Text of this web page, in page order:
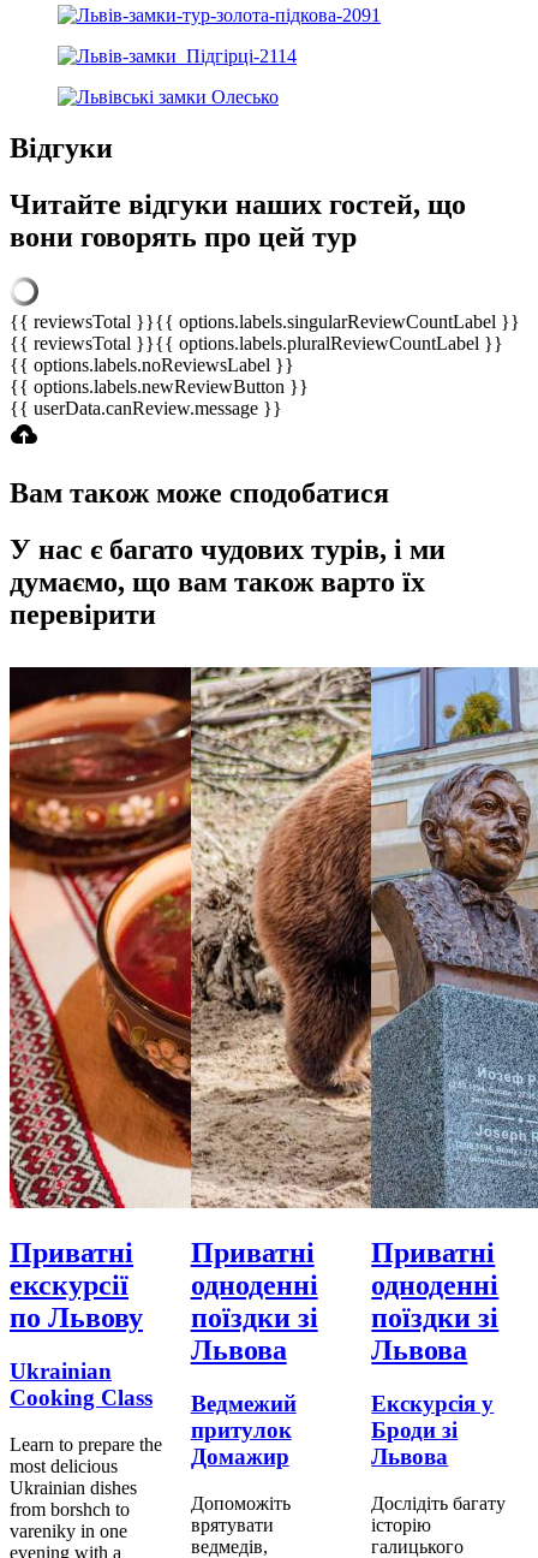
Відгуки
Читайте відгуки наших гостей, що
вони говорять про цей тур
{{ reviewsTotal }}{{ options.labels.singularReviewCountLabel }}
{{ reviewsTotal }}{{ options.labels.pluralReviewCountLabel }}
{{ options.labels.noReviewsLabel }}
{{ options.labels.newReviewButton }}
{{ userData.canReview.message }}
Вам також може сподобатися
У нас є багато чудових турів, і ми
думаємо, що вам також варто їх
перевірити
Приватні
екскурсії
по Львову
Ukrainian
Cooking Class
Learn to prepare the
most delicious
Ukrainian dishes
from borshch to
vareniky in one
evening with a
Приватні
одноденні
поїздки зі
Львова
Ведмежий
притулок
Домажир
Допоможіть
врятувати
ведмедів,
Приватні
одноденні
поїздки зі
Львова
Екскурсія у
Броди зі
Львова
Дослідіть багату
історію
галицького